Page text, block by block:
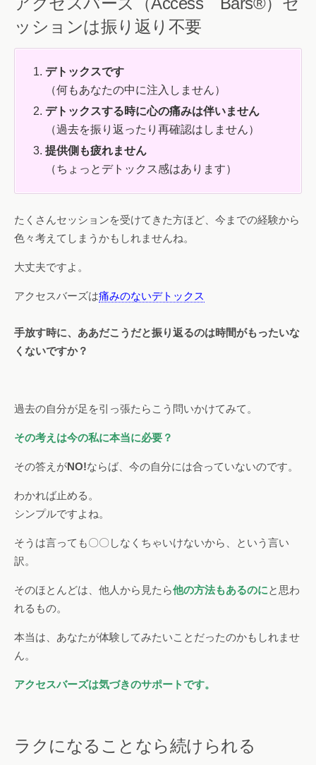
ッションは振り返り不要
デトックスです
（何もあなたの中に注入しません）
デトックスする時に心の痛みは伴いません
（過去を振り返ったり再確認はしません）
提供側も疲れません
（ちょっとデトックス感はあります）
たくさんセッションを受けてきた方ほど、今までの経験から
色々考えてしまうかもしれませんね。
大丈夫ですよ。
アクセスバーズは痛みのないデトックス
手放す時に、ああだこうだと振り返るのは時間がもったいな
くないですか？
過去の自分が足を引っ張たらこう問いかけてみて。
その考えは今の私に本当に必要？
その答えがNO!ならば、今の自分には合っていないのです。
わかれば止める。
シンプルですよね。
そうは言っても〇〇しなくちゃいけないから、という言い
訳。
そのほとんどは、他人から見たら他の方法もあるのにと思わ
れるもの。
本当は、あなたが体験してみたいことだったのかもしれませ
ん。
アクセスバーズは気づきのサポートです。
ラクになることなら続けられる